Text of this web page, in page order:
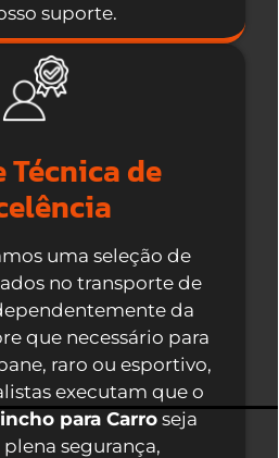
suporte.
Técnica de
uma seleção de
no transporte de
da
que necessário para
raro ou esportivo,
executam que o
para Carroseja
segurança,